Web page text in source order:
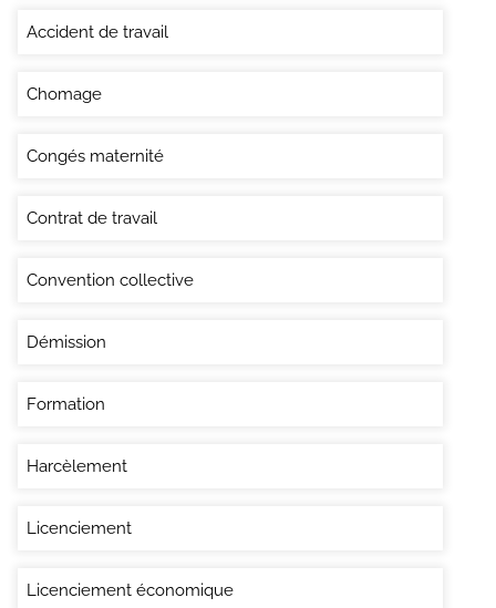
Accident de travail
Chomage
Congés maternité
Contrat de travail
Convention collective
Démission
Formation
Harcèlement
Licenciement
Licenciement économique